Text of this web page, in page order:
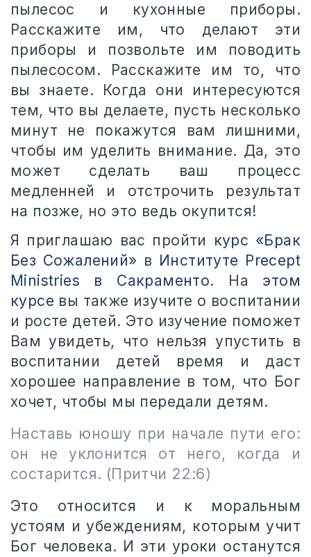
пылесос и кухонные приборы.
Расскажите им, что делают эти
приборы и позвольте им поводить
пылесосом. Расскажите им то, что
вы знаете. Когда они интересуются
тем, что вы делаете, пусть несколько
минут не покажутся вам лишними,
чтобы им уделить внимание. Да, это
может сделать ваш процесс
медленней и отстрочить результат
на позже, но это ведь окупится!
Я приглашаю вас пройти курс «Брак
Без Сожалений» в Институте Precept
Ministries в Сакраменто. На этом
курсе вы также изучите о воспитании
и росте детей. Это изучение поможет
Вам увидеть, что нельзя упустить в
воспитании детей время и даст
хорошее направление в том, что Бог
хочет, чтобы мы передали детям.
Наставь юношу при начале пути его:
он не уклонится от него, когда и
состарится. (Притчи 22:6)
Это относится и к моральным
устоям и убеждениям, которым учит
Бог человека. И эти уроки останутся